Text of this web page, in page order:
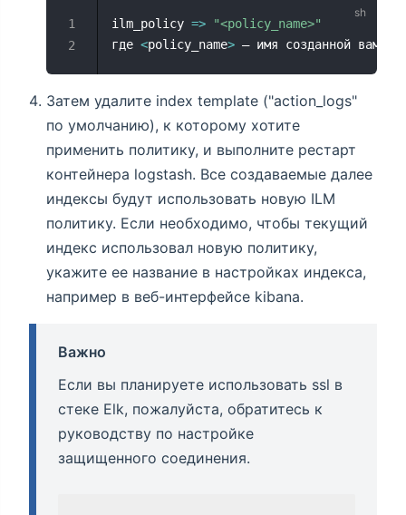
ilm_policy =>
"<policy_name>"
где <policy_name> — имя созданной вами
Затем удалите index template ("action_logs"
по умолчанию), к которому хотите
применить политику, и выполните рестарт
контейнера logstash. Все создаваемые далее
индексы будут использовать новую ILM
политику. Если необходимо, чтобы текущий
индекс использовал новую политику,
укажите ее название в настройках индекса,
например в веб-интерфейсе kibana.
Важно
Если вы планируете использовать ssl в
стеке Elk, пожалуйста, обратитесь к
руководству по настройке
защищенного соединения.